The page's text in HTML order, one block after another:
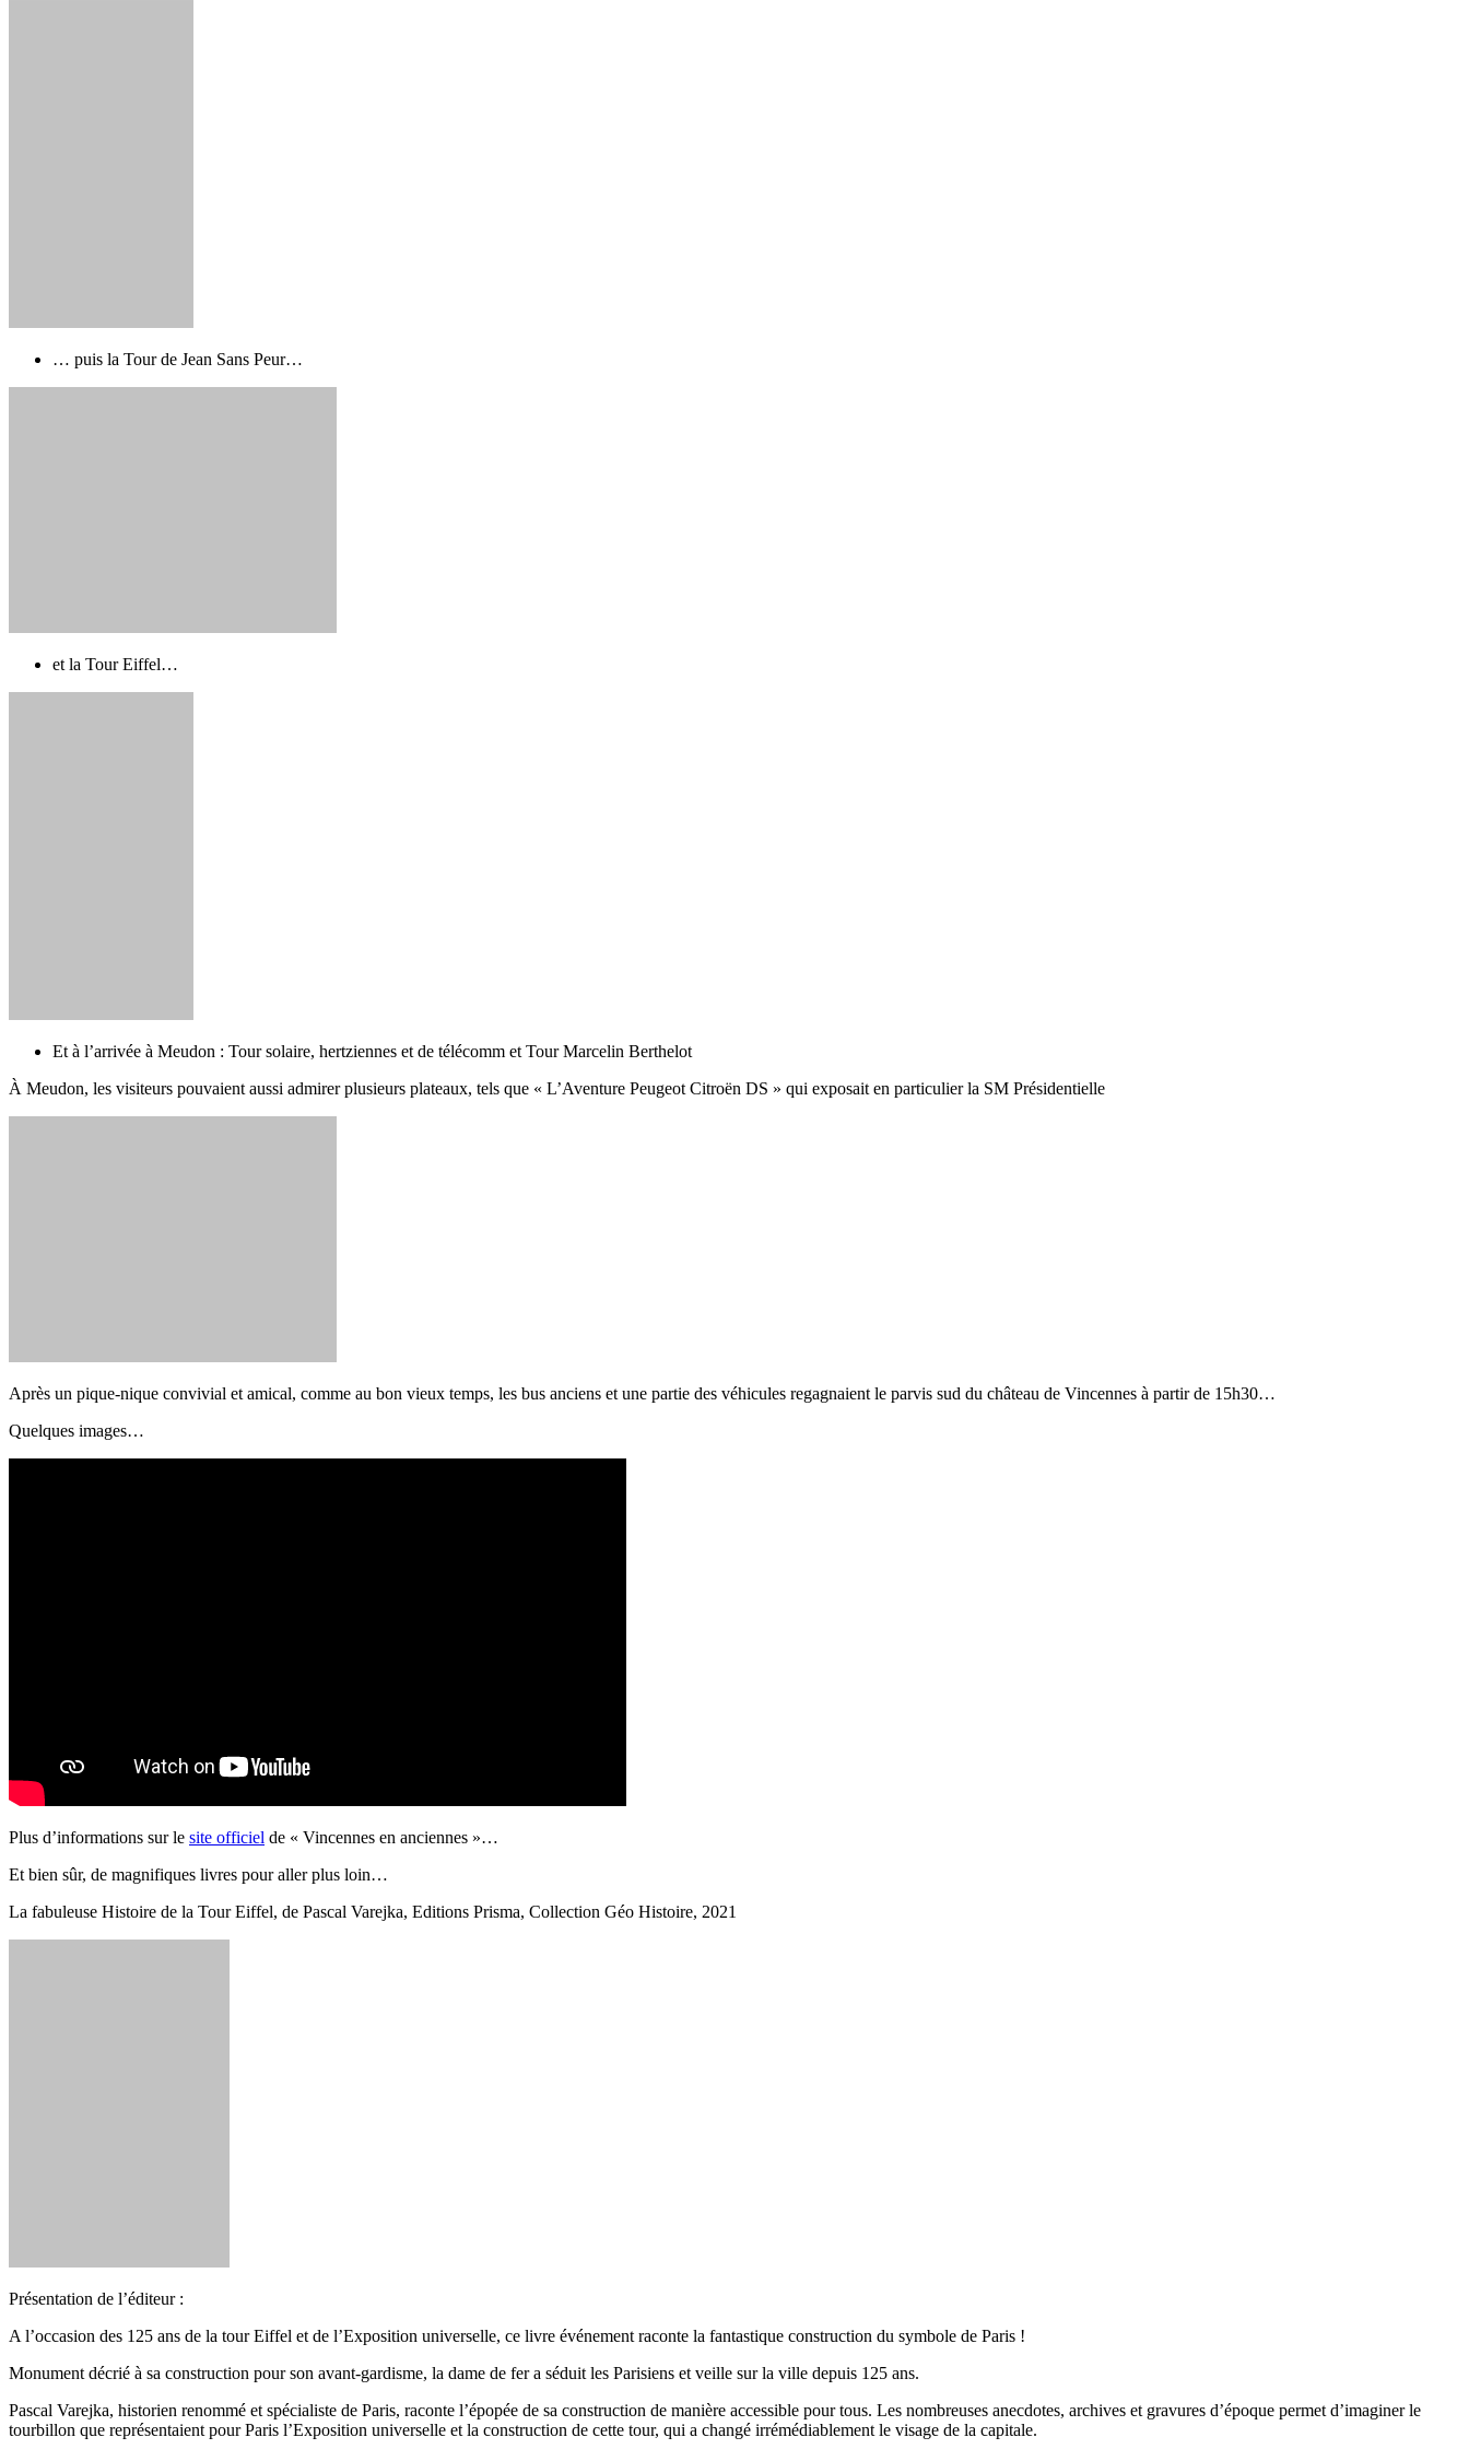
… puis la Tour de Jean Sans Peur…
et la Tour Eiffel…
Et à l’arrivée à Meudon : Tour solaire, hertziennes et de télécomm et Tour Marcelin Berthelot
À Meudon, les visiteurs pouvaient aussi admirer plusieurs plateaux, tels que « L’Aventure Peugeot Citroën DS » qui exposait en particulier la SM Présidentielle
Après un pique-nique convivial et amical, comme au bon vieux temps, les bus anciens et une partie des véhicules regagnaient le parvis sud du château de Vincennes à partir de 15h30…
Quelques images…
Plus d’informations sur le site officiel de « Vincennes en anciennes »…
Et bien sûr, de magnifiques livres pour aller plus loin…
La fabuleuse Histoire de la Tour Eiffel, de Pascal Varejka, Editions Prisma, Collection Géo Histoire, 2021
Présentation de l’éditeur :
A l’occasion des 125 ans de la tour Eiffel et de l’Exposition universelle, ce livre événement raconte la fantastique construction du symbole de Paris !
Monument décrié à sa construction pour son avant-gardisme, la dame de fer a séduit les Parisiens et veille sur la ville depuis 125 ans.
Pascal Varejka, historien renommé et spécialiste de Paris, raconte l’épopée de sa construction de manière accessible pour tous. Les nombreuses anecdotes, archives et gravures d’époque permet d’imaginer le
tourbillon que représentaient pour Paris l’Exposition universelle et la construction de cette tour, qui a changé irrémédiablement le visage de la capitale.